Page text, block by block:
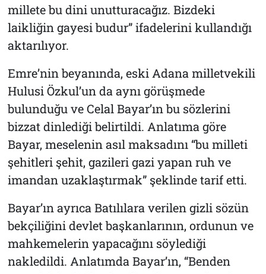
millete bu dini unutturacağız. Bizdeki
laikliğin gayesi budur” ifadelerini kullandığı
aktarılıyor.
Emre’nin beyanında, eski Adana milletvekili
Hulusi Özkul’un da aynı görüşmede
bulunduğu ve Celal Bayar’ın bu sözlerini
bizzat dinlediği belirtildi. Anlatıma göre
Bayar, meselenin asıl maksadını “bu milleti
şehitleri şehit, gazileri gazi yapan ruh ve
imandan uzaklaştırmak” şeklinde tarif etti.
Bayar’ın ayrıca Batılılara verilen gizli sözün
bekçiliğini devlet başkanlarının, ordunun ve
mahkemelerin yapacağını söylediği
nakledildi. Anlatımda Bayar’ın, “Benden